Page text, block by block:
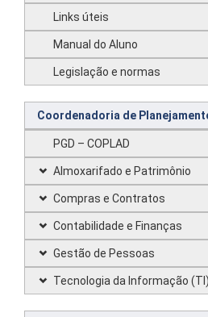
Links úteis
Manual do Aluno
Legislação e normas
Coordenadoria de
PGD – COPLAD
Almoxarifado e Patrimônio
Compras e Contratos
Contabilidade e Finanças
Gestão de Pessoas
Tecnologia da Informação (TI)